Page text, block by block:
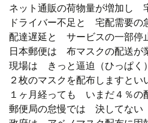
ネット通販の荷物量が増加し
ドライバー不足と 宅配需要の
配達遅延と サービスの一部
日本郵便は 布マスクの配送
現場は きっと逼迫（ひっぱく
２枚のマスクを配布しますと
１ヶ月経っても いまだ４％の
郵便局の怠慢では 決してない